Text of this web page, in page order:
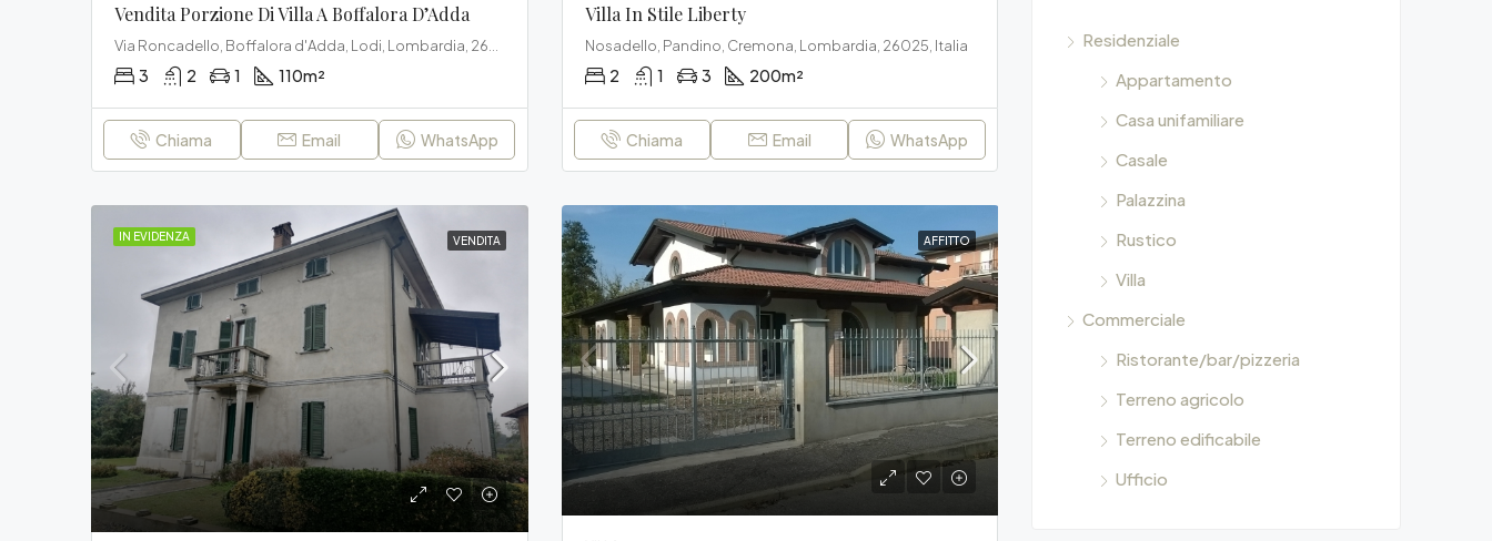
Vendita Porzione Di Villa A Boffalora D’Adda
3 2 1 110m²
Chiama Email WhatsApp
Villa In Stile Liberty
Nosadello, Pandino, Cremona, Lombardia, 26025, Italia
2 1 3 200m²
Chiama Email WhatsApp
IN EVIDENZA VENDITA AFFITTO
Residenziale
Appartamento
Casa unifamiliare
Casale
Palazzina
Rustico
Villa
Commerciale
Ristorante/bar/pizzeria
Terreno agricolo
Terreno edificabile
Ufficio